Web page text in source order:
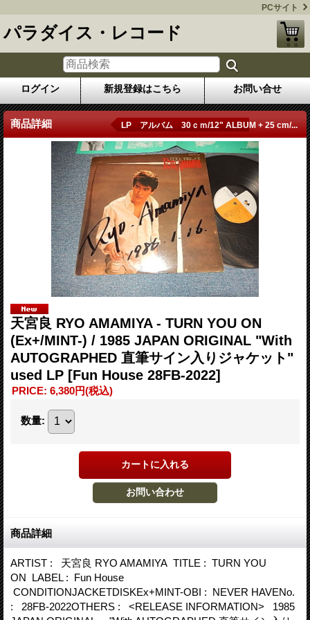
PCサイト
パラダイス・レコード
ログイン 新規登録はこちら お問い合せ
商品詳細 LP アルバム 30ｃｍ/12" ALBUM + 25 cm/...
天宮良 RYO AMAMIYA - TURN YOU ON
(Ex+/MINT-) / 1985 JAPAN ORIGINAL "With
AUTOGRAPHED 直筆サイン入りジャケット"
used LP [Fun House 28FB-2022]
PRICE: 6,380円(税込)
数量:
商品詳細
ARTIST : 天宮良 RYO AMAMIYA TITLE : TURN YOU
ON LABEL : Fun House
CONDITIONJACKETDISKEx+MINT-OBI : NEVER HAVENo.
: 28FB-2022OTHERS : <RELEASE INFORMATION> 1985